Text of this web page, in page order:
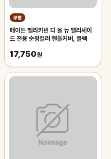
쿠팡
메이튼 팰리카빈 디 올 뉴 팰리세이
드 전용 순정컬러 핸들커버, 블랙
17,750원